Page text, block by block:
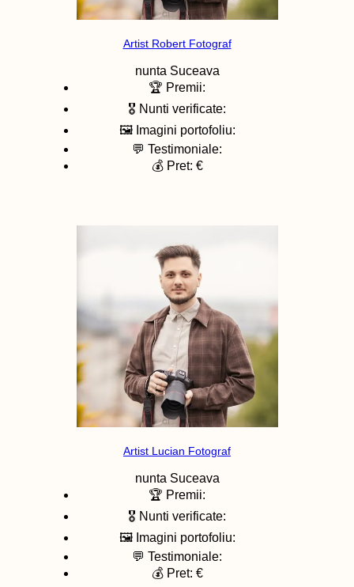
Artist Robert Fotograf
nunta Suceava
🏆 Premii:
🎖️ Nunti verificate:
🖼️ Imagini portofoliu:
💬 Testimoniale:
💰 Pret: €
Artist Lucian Fotograf
nunta Suceava
🏆 Premii:
🎖️ Nunti verificate:
🖼️ Imagini portofoliu:
💬 Testimoniale:
💰 Pret: €